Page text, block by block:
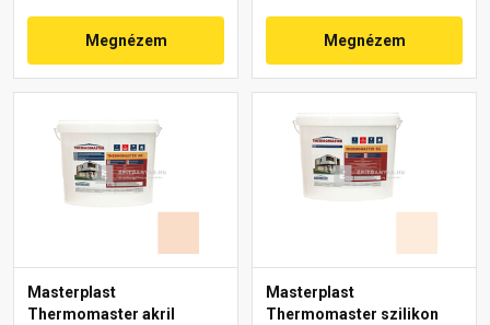
Megnézem Megnézem
Masterplast
Thermomaster akril
Masterplast
Thermomaster szilikon